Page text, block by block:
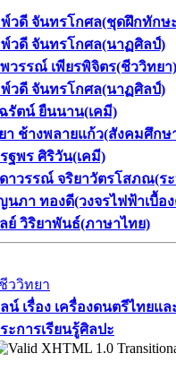
วดี จันทรโกศล(ชุดฝึกทักษ
วดี จันทรโกศล(นาฏศิลป์)
วรรณ์ เพียรพิจิตร(ชีววิทยา)
วดี จันทรโกศล(นาฏศิลป์)
รัตน์ ยืนนาน(เคมี)
า ช้างพลายแก้ว(สังคมศึกษ
ฐพร ศิริวัน(เคมี)
าวรรณ์ จริยาวัตรโสภณ(ร
นภา ทองดี(วงจรไฟฟ้าเบื้อ
ย์ วิริยาพันธ์(ภาษาไทย)
ววิทยา
น์​ เรื่อง​ เครื่องดนตรีไทย
การเรียนรู้ศิลปะ